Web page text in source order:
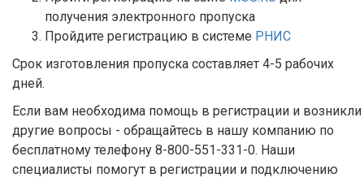
получения электронного пропуска
Пройдите регистрацию в системе РНИС
Срок изготовления пропуска составляет 4-5 рабочих
дней.
Если вам необходима помощь в регистрации и возникли
другие вопросы - обращайтесь в нашу компанию по
бесплатному телефону 8-800-551-331-0. Наши
специалисты помогут в регистрации и подключению